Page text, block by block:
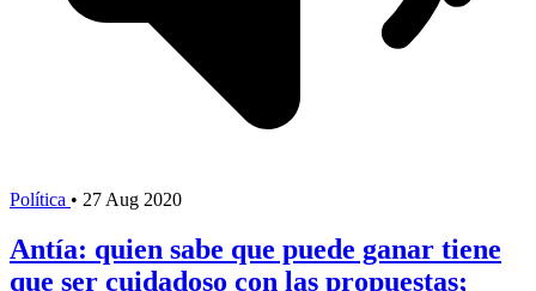
Política • 27 Aug 2020
Antía: quien sabe que puede ganar tiene
que ser cuidadoso con las propuestas;